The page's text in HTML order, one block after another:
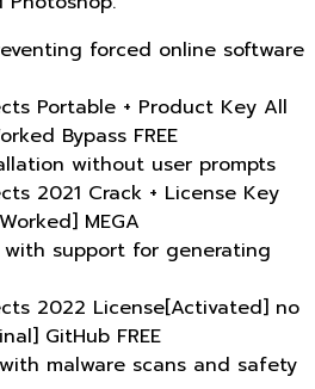
forced online software
Portable + Product Key All
Bypass FREE
without user prompts
2021 Crack + License Key
MEGA
with support for generating
2022 License[Activated] no
GitHub FREE
malware scans and safety